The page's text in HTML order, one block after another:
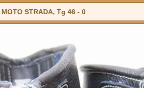
STRADA, Tg 46 - 0